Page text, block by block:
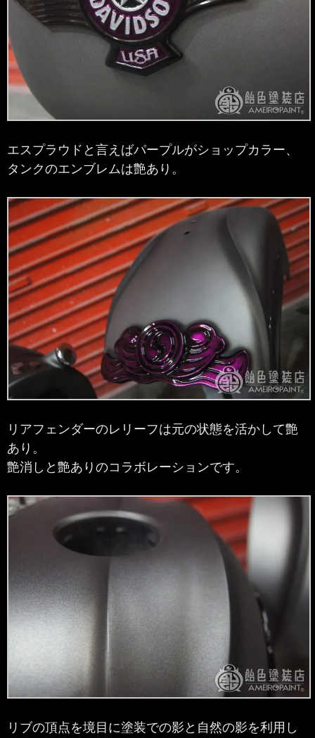
エスプラウドと言えばパープルがショップカラー、
タンクのエンブレムは艶あり。
リアフェンダーのレリーフは元の状態を活かして艶
あり。
艶消しと艶ありのコラボレーションです。
リブの頂点を境目に塗装での影と自然の影を利用し